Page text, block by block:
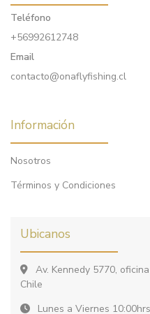
Teléfono
+56992612748
Email
contacto@onaflyfishing.cl
Información
Nosotros
Términos y Condiciones
Ubicanos
Av. Kennedy 5770,
Chile
Lunes a Viernes